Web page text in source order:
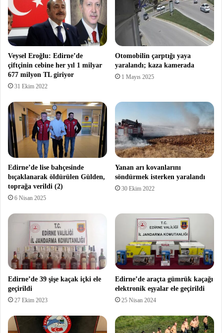
Veysel Eroğlu: Edirne’de
çiftçinin cebine her yıl 1 milyar
677 milyon TL giriyor
31 Ekim 2022
Otomobilin çarptığı yaya
yaralandı; kaza kamerada
1 Mayıs 2025
Edirne’de lise bahçesinde
bıçaklanarak öldürülen Gülden,
toprağa verildi (2)
6 Nisan 2025
Yanan arı kovanlarını
söndürmek isterken yaralandı
30 Ekim 2022
Edirne’de 39 şişe kaçak içki ele
geçirildi
27 Ekim 2023
Edirne’de araçta gümrük kaçağı
elektronik eşyalar ele geçirildi
25 Nisan 2024